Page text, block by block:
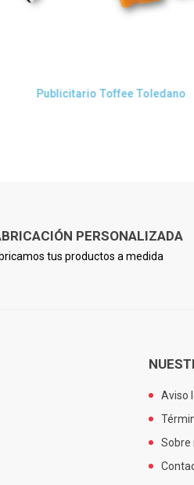
Vista rápida
Publicitario Toffee Toledano
PERSONALIZADA
tus productos a medida
Aviso
Sobre